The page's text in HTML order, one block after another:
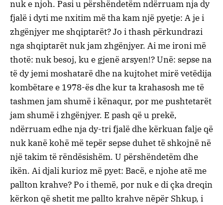
nuk e njoh. Pasi u përshëndetëm ndërruam nja dy
fjalë i dyti me nxitim më tha kam një pyetje: A je i
zhgënjyer me shqiptarët? Jo i thash përkundrazi
nga shqiptarët nuk jam zhgënjyer. Ai me ironi më
thotë: nuk besoj, ku e gjenë arsyen!? Unë: sepse na
të dy jemi moshatarë dhe na kujtohet mirë vetëdija
kombëtare e 1978-ës dhe kur ta krahasosh me të
tashmen jam shumë i kënaqur, por me pushtetarët
jam shumë i zhgënjyer. E pash që u prekë,
ndërruam edhe nja dy-tri fjalë dhe kërkuan falje që
nuk kanë kohë më tepër sepse duhet të shkojnë në
një takim të rëndësishëm. U përshëndetëm dhe
ikën. Ai djali kurioz më pyet: Bacë, e njohe atë me
pallton krahve? Po i themë, por nuk e di çka dreqin
kërkon që shetit me pallto krahve nëpër Shkup, i